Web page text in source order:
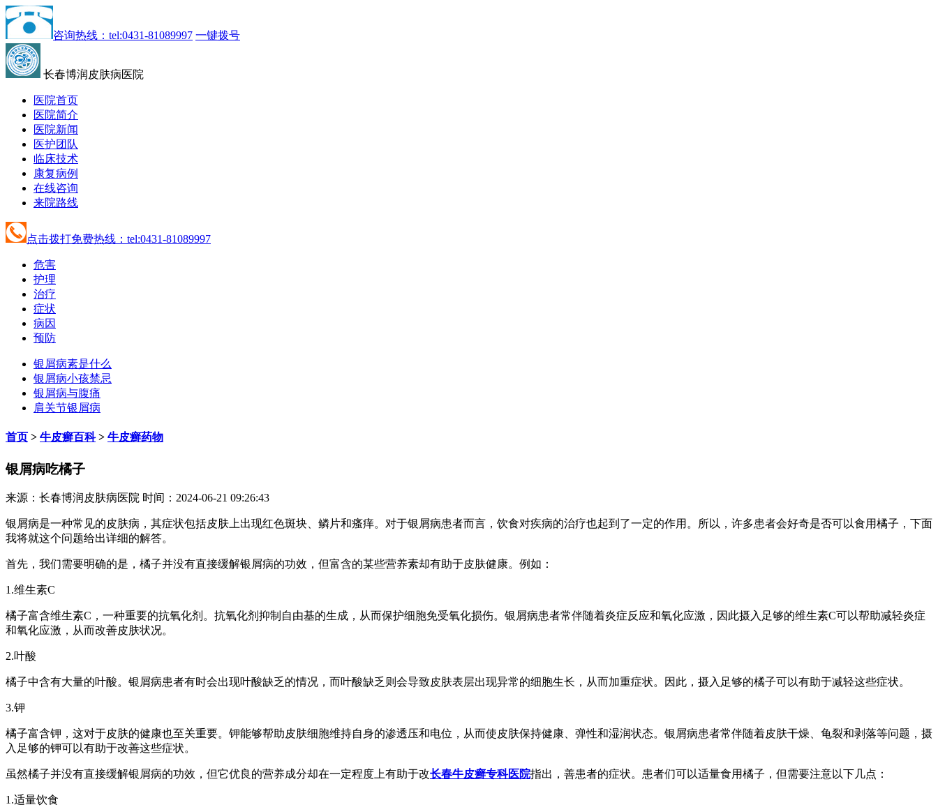
咨询热线：tel:0431-81089997 一键拨号
长春博润皮肤病医院
医院首页
医院简介
医院新闻
医护团队
临床技术
康复病例
在线咨询
来院路线
点击拨打免费热线：tel:0431-81089997
危害
护理
治疗
症状
病因
预防
银屑病素是什么
银屑病小孩禁忌
银屑病与腹痛
肩关节银屑病
首页 > 牛皮癣百科> 牛皮癣药物
银屑病吃橘子
来源：长春博润皮肤病医院 时间：2024-06-21 09:26:43
银屑病是一种常见的皮肤病，其症状包括皮肤上出现红色斑块、鳞片和瘙痒。对于银屑病患者而言，饮食对疾病的治疗也起到了一定的作用。所以，许多患者会好奇是否可以食用橘子，下面
我将就这个问题给出详细的解答。
首先，我们需要明确的是，橘子并没有直接缓解银屑病的功效，但富含的某些营养素却有助于皮肤健康。例如：
1.维生素C
橘子富含维生素C，一种重要的抗氧化剂。抗氧化剂抑制自由基的生成，从而保护细胞免受氧化损伤。银屑病患者常伴随着炎症反应和氧化应激，因此摄入足够的维生素C可以帮助减轻炎症
和氧化应激，从而改善皮肤状况。
2.叶酸
橘子中含有大量的叶酸。银屑病患者有时会出现叶酸缺乏的情况，而叶酸缺乏则会导致皮肤表层出现异常的细胞生长，从而加重症状。因此，摄入足够的橘子可以有助于减轻这些症状。
3.钾
橘子富含钾，这对于皮肤的健康也至关重要。钾能够帮助皮肤细胞维持自身的渗透压和电位，从而使皮肤保持健康、弹性和湿润状态。银屑病患者常伴随着皮肤干燥、龟裂和剥落等问题，摄
入足够的钾可以有助于改善这些症状。
虽然橘子并没有直接缓解银屑病的功效，但它优良的营养成分却在一定程度上有助于改长春牛皮癣专科医院指出，善患者的症状。患者们可以适量食用橘子，但需要注意以下几点：
1.适量饮食